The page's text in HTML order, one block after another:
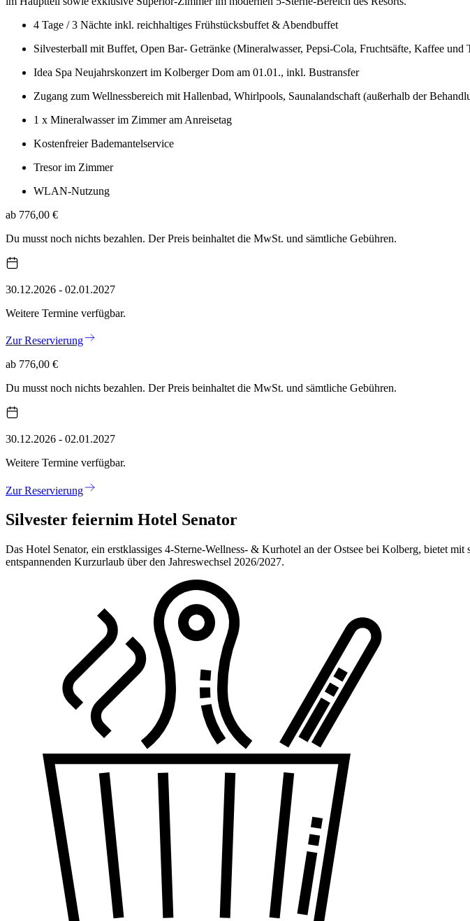
4 Tage / 3 Nächte inkl. reichhaltiges Frühstücksbuffet & Abendbuffet
Silvesterball mit Buffet, Open Bar- Getränke (Mineralwasser, Pepsi-Cola, Fruchtsäfte, Kaffee
Idea Spa Neujahrskonzert im Kolberger Dom am 01.01., inkl. Bustransfer
Zugang zum Wellnessbereich mit Hallenbad, Whirlpools, Saunalandschaft (außerhalb der
1 x Mineralwasser im Zimmer am Anreisetag
Kostenfreier Bademantelservice
Tresor im Zimmer
WLAN-Nutzung
ab 776,00 €
Du musst noch nichts bezahlen. Der Preis beinhaltet die MwSt. und sämtliche Gebühren.
30.12.2026 - 02.01.2027
Weitere Termine verfügbar.
Zur Reservierung
ab 776,00 €
Du musst noch nichts bezahlen. Der Preis beinhaltet die MwSt. und sämtliche Gebühren.
30.12.2026 - 02.01.2027
Weitere Termine verfügbar.
Zur Reservierung
Silvester feiernim Hotel Senator
Das Hotel Senator, ein erstklassiges 4-Sterne-Wellness- & Kurhotel an der Ostsee bei Kolberg, bietet
entspannenden Kurzurlaub über den Jahreswechsel 2026/2027.